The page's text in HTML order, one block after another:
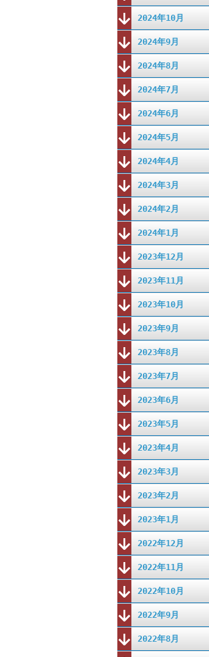
2024年10月
2024年9月
2024年8月
2024年7月
2024年6月
2024年5月
2024年4月
2024年3月
2024年2月
2024年1月
2023年12月
2023年11月
2023年10月
2023年9月
2023年8月
2023年7月
2023年6月
2023年5月
2023年4月
2023年3月
2023年2月
2023年1月
2022年12月
2022年11月
2022年10月
2022年9月
2022年8月